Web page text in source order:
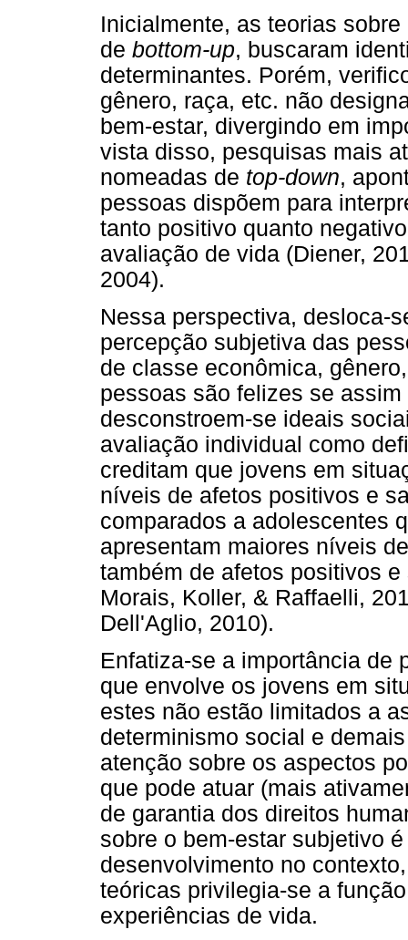
Inicialmente, as teorias
de bottom-up, buscaram
determinantes. Porém,
gênero, raça, etc. não
bem-estar, divergindo em
vista disso, pesquisas mais
nomeadas de top-down,
pessoas dispõem para
tanto positivo quanto
avaliação de vida (Diener,
2004).
Nessa perspectiva, desloca-
percepção subjetiva das
de classe econômica,
pessoas são felizes se
desconstroem-se ideais
avaliação individual como
creditam que jovens em
níveis de afetos positivos e
comparados a adolescentes
apresentam maiores níveis
também de afetos positivos
Morais, Koller, & Raffaelli,
Dell'Aglio, 2010).
Enfatiza-se a importância de
que envolve os jovens em
estes não estão limitados a
determinismo social e
atenção sobre os aspectos
que pode atuar (mais
de garantia dos direitos
sobre o bem-estar subjetivo
desenvolvimento no
teóricas privilegia-se a
experiências de vida.